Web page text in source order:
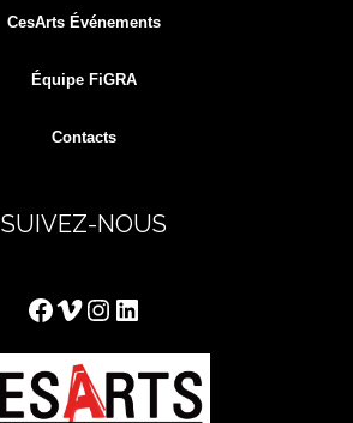
CesArts Événements
Équipe FiGRA
Contacts
SUIVEZ-NOUS
Facebook
Vimeo
Instagram
LinkedIn